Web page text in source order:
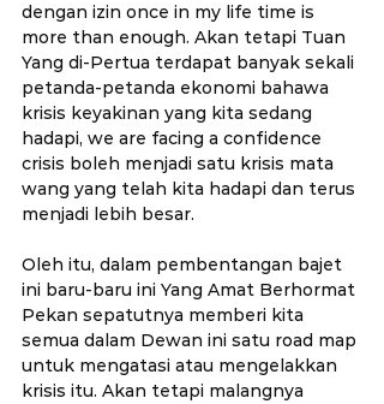
dengan izin once in my life time is
more than enough. Akan tetapi Tuan
Yang di-Pertua terdapat banyak sekali
petanda-petanda ekonomi bahawa
krisis keyakinan yang kita sedang
hadapi, we are facing a confidence
crisis boleh menjadi satu krisis mata
wang yang telah kita hadapi dan terus
menjadi lebih besar.
Oleh itu, dalam pembentangan bajet
ini baru-baru ini Yang Amat Berhormat
Pekan sepatutnya memberi kita
semua dalam Dewan ini satu road map
untuk mengatasi atau mengelakkan
krisis itu. Akan tetapi malangnya